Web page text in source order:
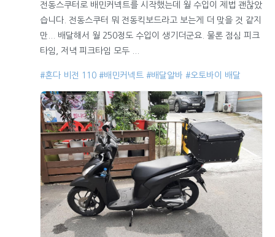
전동스쿠터로 배민커넥트를 시작했는데 월 수입이 제법 괜찮았
습니다. 전동스쿠터 뭐 전동킥보드라고 보는게 더 맞을 것 같지
만... 배달해서 월 250정도 수입이 생기더군요. 물론 점심 피크
타임, 저녁 피크타임 모두 ...
#혼다 비전 110 #배민커넥트 #배달알바 #오토바이 배달